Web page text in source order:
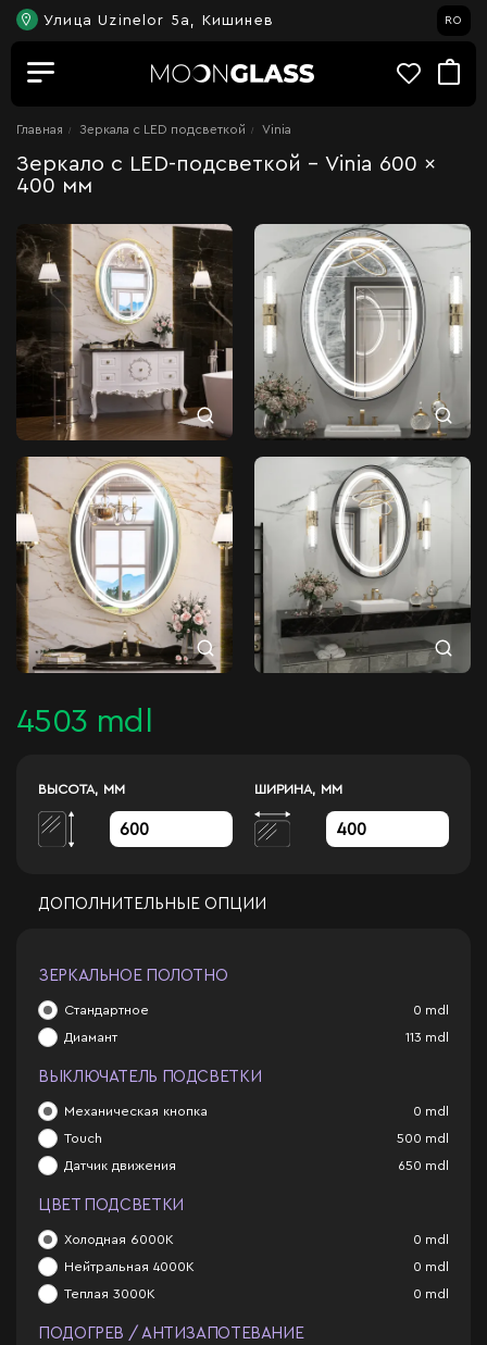
Улица Uzinelor 5a, Кишинев RO
Главная Зеркала c LED подсветкой Vinia
Зеркало с LED-подсветкой - Vinia 600 x
400 мм
4503 mdl
ВЫСОТА, ММ ШИРИНА, ММ
ДОПОЛНИТЕЛЬНЫЕ ОПЦИИ
ЗЕРКАЛЬНОЕ ПОЛОТНО
Стандартное 0 mdl
Диамант 113 mdl
ВЫКЛЮЧАТЕЛЬ ПОДСВЕТКИ
Механическая кнопка 0 mdl
Touch 500 mdl
Датчик движения 650 mdl
ЦВЕТ ПОДСВЕТКИ
Холодная 6000К 0 mdl
Нейтральная 4000К 0 mdl
Теплая 3000К 0 mdl
ПОДОГРЕВ / АНТИЗАПОТЕВАНИЕ